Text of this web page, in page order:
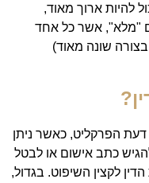
להיות ארוך מאוד,
"מלא", אשר כל אחד
שונה מאוד)
דעת הפרקליט, כאשר ניתן
כתב אישום או לבטל
לקצין השיפוט. בגדול,